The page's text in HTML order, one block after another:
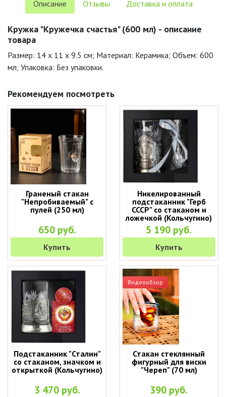
Описание Отзывы Доставка и оплата
Кружка "Кружечка счастья" (600 мл) - описание
товара
Размер: 14 x 11 x 9.5 см; Материал: Керамика; Объем: 600
мл; Упаковка: Без упаковки.
Рекомендуем посмотреть
Граненый стакан
"Непробиваемый" с
пулей (250 мл)
650 руб.
Купить
Никелированный
подстаканник "Герб
СССР" со стаканом и
ложечкой (Кольчугино)
5 190 руб.
Купить
Подстаканник "Сталин"
со стаканом, значком и
открыткой (Кольчугино)
3 470 руб.
Видеообзор
Стакан стеклянный
фигурный для виски
"Череп" (70 мл)
390 руб.